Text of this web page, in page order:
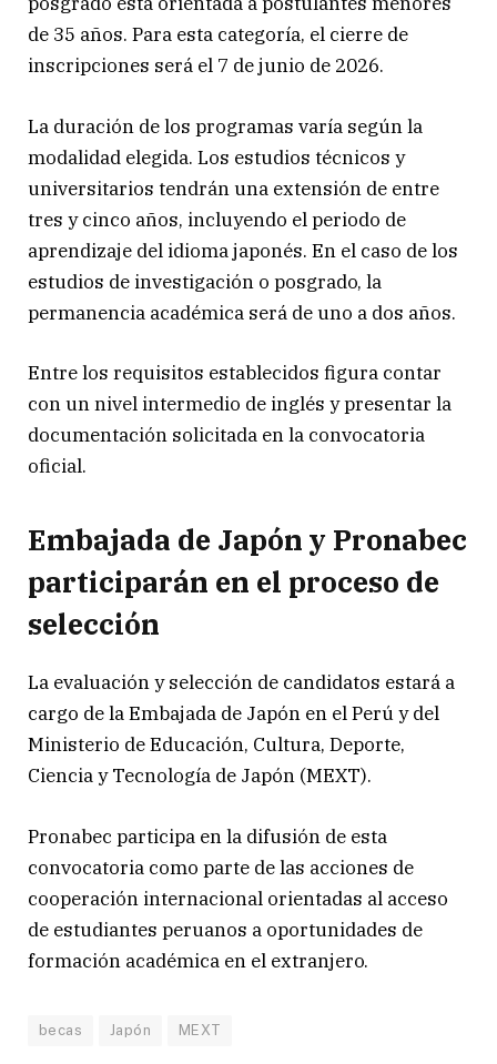
de 35 años. Para esta categoría, el cierre de
inscripciones será el 7 de junio de 2026.
La duración de los programas varía según la
modalidad elegida. Los estudios técnicos y
universitarios tendrán una extensión de entre
tres y cinco años, incluyendo el periodo de
aprendizaje del idioma japonés. En el caso de los
estudios de investigación o posgrado, la
permanencia académica será de uno a dos años.
Entre los requisitos establecidos figura contar
con un nivel intermedio de inglés y presentar la
documentación solicitada en la convocatoria
oficial.
Embajada de Japón y Pronabec
participarán en el proceso de
selección
La evaluación y selección de candidatos estará a
cargo de la Embajada de Japón en el Perú y del
Ministerio de Educación, Cultura, Deporte,
Ciencia y Tecnología de Japón (MEXT).
Pronabec participa en la difusión de esta
convocatoria como parte de las acciones de
cooperación internacional orientadas al acceso
de estudiantes peruanos a oportunidades de
formación académica en el extranjero.
becas Japón MEXT